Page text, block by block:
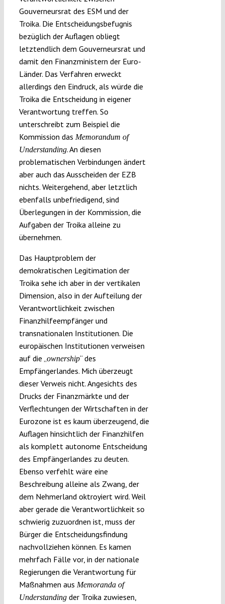
Gouverneursrat des ESM und der
Troika. Die Entscheidungsbefugnis
bezüglich der Auflagen obliegt
letztendlich dem Gouverneursrat und
damit den Finanzministern der Euro-
Länder. Das Verfahren erweckt
allerdings den Eindruck, als würde die
Troika die Entscheidung in eigener
Verantwortung treffen. So
unterschreibt zum Beispiel die
Kommission das Memorandum of
Understanding. An diesen
problematischen Verbindungen ändert
aber auch das Ausscheiden der EZB
nichts. Weitergehend, aber letztlich
ebenfalls unbefriedigend, sind
Überlegungen in der Kommission, die
Aufgaben der Troika alleine zu
übernehmen.
Das Hauptproblem der
demokratischen Legitimation der
Troika sehe ich aber in der vertikalen
Dimension, also in der Aufteilung der
Verantwortlichkeit zwischen
Finanzhilfeempfänger und
transnationalen Institutionen. Die
europäischen Institutionen verweisen
auf die „ownership“ des
Empfängerlandes. Mich überzeugt
dieser Verweis nicht. Angesichts des
Drucks der Finanzmärkte und der
Verflechtungen der Wirtschaften in der
Eurozone ist es kaum überzeugend, die
Auflagen hinsichtlich der Finanzhilfen
als komplett autonome Entscheidung
des Empfängerlandes zu deuten.
Ebenso verfehlt wäre eine
Beschreibung alleine als Zwang, der
dem Nehmerland oktroyiert wird. Weil
aber gerade die Verantwortlichkeit so
schwierig zuzuordnen ist, muss der
Bürger die Entscheidungsfindung
nachvollziehen können. Es kamen
mehrfach Fälle vor, in der nationale
Regierungen die Verantwortung für
Maßnahmen aus Memoranda of
Understandingder Troika zuwiesen,